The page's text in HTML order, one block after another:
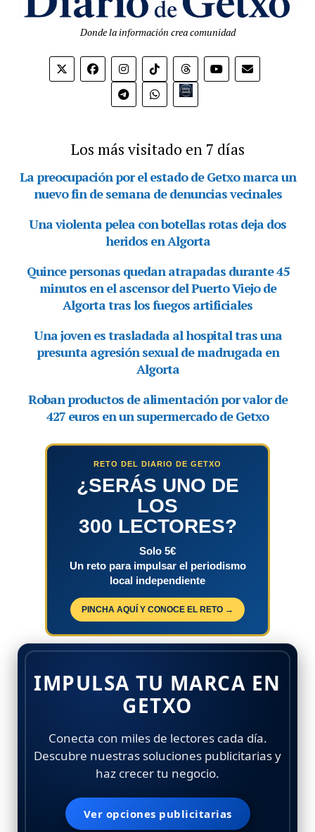
Donde la información crea comunidad
Bio.link
Los más visitado en 7 días
RETO DEL DIARIO DE GETXO
¿SERÁS UNO DE
LOS
300 LECTORES?
Solo 5€
Un reto para impulsar el periodismo
local independiente
PINCHA AQUÍ Y CONOCE EL RETO →
IMPULSA TU MARCA EN
GETXO
Conecta con miles de lectores cada día.
Descubre nuestras soluciones publicitarias y
haz crecer tu negocio.
Ver opciones publicitarias